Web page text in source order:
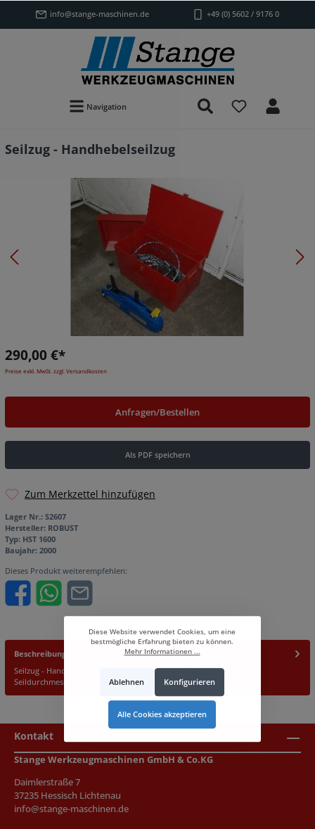
info@stange-maschinen.de +49 (0) 5602 / 9176 0
Navigation
Seilzug - Handhebelseilzug
290,00 €*
Preise exkl. MwSt. zzgl. Versandkosten
Anfragen/Bestellen
Als PDF speichern
Zum Merkzettel hinzufügen
Lager Nr.: S2607
Hersteller: ROBUST
Typ: HST 1600
Baujahr: 2000
Dieses Produkt weiterempfehlen:
Beschreibung
Seilzug - Handhebelseilzug ROBUST Typ HST 1600 Zugkraft: 1600 kg
Seildurchmesser: 12 mm Seillänge: ca. 8 Meter - in einer ro…
Kontakt
Stange Werkzeugmaschinen GmbH & Co.KG
Daimlerstraße 7
37235 Hessisch Lichtenau
info@stange-maschinen.de
Diese Website verwendet Cookies, um eine
bestmögliche Erfahrung bieten zu können.
Mehr Informationen ...
Ablehnen Konfigurieren
Alle Cookies akzeptieren